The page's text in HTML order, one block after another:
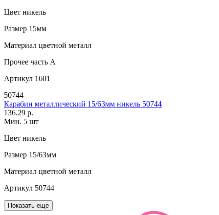
Цвет никель
Размер 15мм
Материал цветной металл
Прочее часть A
Артикул 1601
50744
Карабин металлический 15/63мм никель 50744
136.29 р.
Мин. 5 шт
Цвет никель
Размер 15/63мм
Материал цветной металл
Артикул 50744
Показать еще